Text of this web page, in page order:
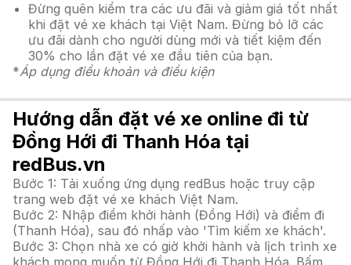
Đừng quên kiểm tra các ưu đãi và giảm giá tốt nhất
khi đặt vé xe khách tại Việt Nam. Đừng bỏ lỡ các
ưu đãi dành cho người dùng mới và tiết kiệm đến
30% cho lần đặt vé xe đầu tiên của bạn.
*Áp dụng điều khoản và điều kiện
Hướng dẫn đặt vé xe online đi từ
Đồng Hới đi Thanh Hóa tại
redBus.vn
Bước 1: Tải xuống ứng dụng redBus hoặc truy cập
trang web đặt vé xe khách Việt Nam.
Bước 2: Nhập điểm khởi hành (Đồng Hới) và điểm đi
(Thanh Hóa), sau đó nhấp vào 'Tìm kiếm xe khách'.
Bước 3: Chọn nhà xe có giờ khởi hành và lịch trình xe
khách mong muốn từ Đồng Hới đi Thanh Hóa. Bấm